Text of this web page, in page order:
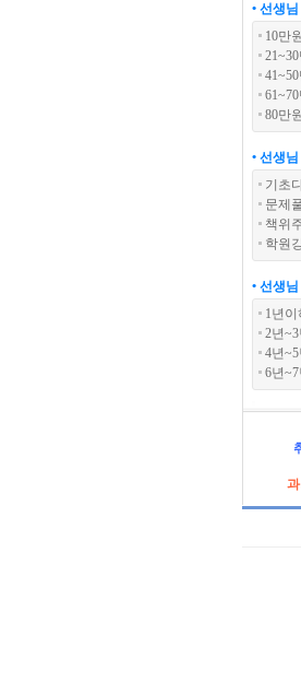
• 선생
10만
80만
• 선생
기초
문제
책위
학원
• 선생
1년이
2년~3
4년~5
6년~7